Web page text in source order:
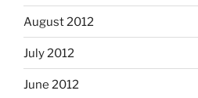
August 2012
July 2012
June 2012